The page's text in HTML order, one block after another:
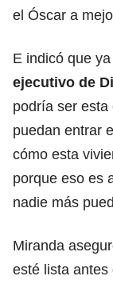
el Óscar a
E indicó que
ejecutivo de
podría ser esta
puedan entrar
cómo esta
porque eso es
nadie más
Miranda
esté lista antes